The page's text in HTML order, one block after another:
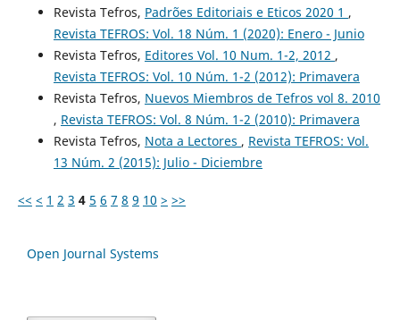
Revista Tefros, Padrões Editoriais e Eticos 2020 1 ,
Revista TEFROS: Vol. 18 Núm. 1 (2020): Enero - Junio
Revista Tefros, Editores Vol. 10 Num. 1-2, 2012 ,
Revista TEFROS: Vol. 10 Núm. 1-2 (2012): Primavera
Revista Tefros, Nuevos Miembros de Tefros vol 8. 2010
, Revista TEFROS: Vol. 8 Núm. 1-2 (2010): Primavera
Revista Tefros, Nota a Lectores , Revista TEFROS: Vol.
13 Núm. 2 (2015): Julio - Diciembre
<< < 1 2 3 4 5 6 7 8 9 10 > >>
Open Journal Systems